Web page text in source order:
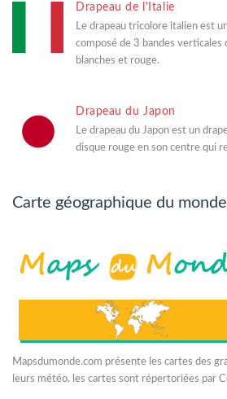
Drapeau de l'Italie
Le drapeau tricolore italien est
composé de 3 bandes verticales
blanches et rouge.
Drapeau du Japon
Le drapeau du Japon est un
disque rouge en son centre qui
Carte géographique du monde
Mapsdumonde.com présente les cartes des
leurs météo. les cartes sont répertoriées par